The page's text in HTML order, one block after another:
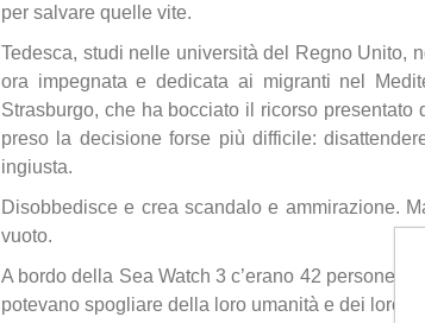
per salvare quelle vite.
Tedesca, studi nelle università del Regno Unito,
ora impegnata e dedicata ai migranti nel
Strasburgo, che ha bocciato il ricorso
preso la decisione forse più difficile:
ingiusta.
Disobbedisce e crea scandalo e ammirazione.
vuoto.
A bordo della Sea Watch 3 c’erano 42 persone
potevano spogliare della loro umanità e dei loro